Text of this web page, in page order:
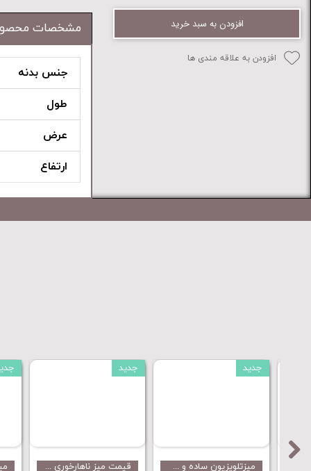
افزودن به سبد خرید
افزودن به علاقه مندی ها
مشخصات
جنس بدنه
طول
عرض
ارتفاع